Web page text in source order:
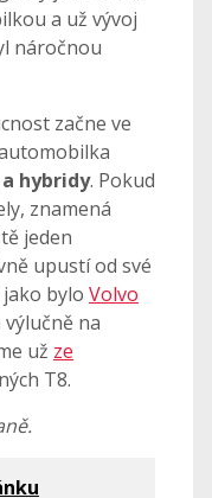
a už vývoj
náročnou
začne ve
hybridy. Pokud
znamená
jeden
upustí od své
bylo Volvo
výlučně na
už ze
T8.